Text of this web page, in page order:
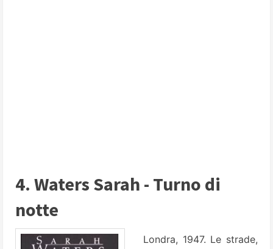
4. Waters Sarah - Turno di
notte
Londra, 1947. Le strade,